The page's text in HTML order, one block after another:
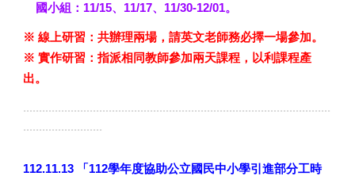
國小組：11/15、11/17、11/30-12/01。
※ 線上研習：共辦理兩場，請英文老師務必擇一場參加。
※ 實作研習：指派相同教師參加兩天課程，以利課程產
出。
.................................................................................................
.........................
112.11.13
「112學年度協助公立國民中小學引進部分工時